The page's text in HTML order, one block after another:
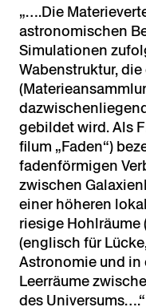
„….Die
astronomischen
Simulationen
Wabenstruktur,
gebildet wird. Als
filum „Faden“)
fadenförmigen
zwischen
einer höheren
riesige Hohlräume
(englisch für
Astronomie und
Leerräume
des Universums….“